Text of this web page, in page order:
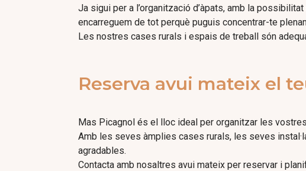
Ja sigui per a l’organització d’àpats, amb la
encarreguem de tot perquè puguis concentrar-te
Les nostres cases rurals i espais de treball són
Reserva avui mateix el
Mas Picagnol és el lloc ideal per organitzar les
Amb les seves àmplies cases rurals, les seves
agradables.
Contacta amb nosaltres avui mateix per reservar i